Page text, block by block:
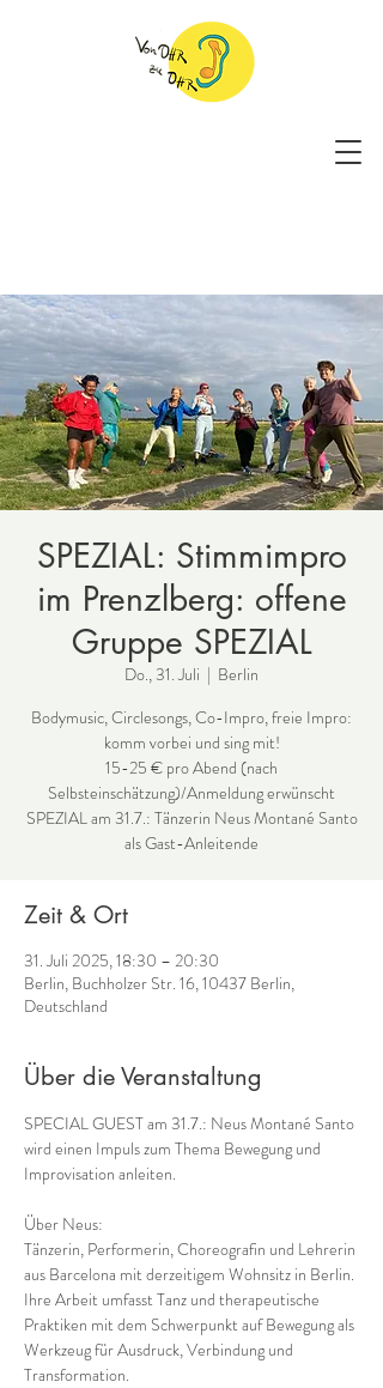
SPEZIAL: Stimmimpro
im Prenzlberg: offene
Gruppe SPEZIAL
Do., 31. Juli
  |
Berlin
Bodymusic, Circlesongs, Co-Impro, freie Impro:
komm vorbei und sing mit!
15-25 € pro Abend (nach
Selbsteinschätzung)/Anmeldung erwünscht
SPEZIAL am 31.7.: Tänzerin Neus Montané Santo
als Gast-Anleitende
Zeit & Ort
31. Juli 2025, 18:30 – 20:30
Berlin, Buchholzer Str. 16, 10437 Berlin,
Deutschland
Über die Veranstaltung
SPECIAL GUEST am 31.7.: Neus Montané Santo
wird einen Impuls zum Thema Bewegung und
Improvisation anleiten.
Über Neus:
Tänzerin, Performerin, Choreografin und Lehrerin
aus Barcelona mit derzeitigem Wohnsitz in Berlin.
Ihre Arbeit umfasst Tanz und therapeutische
Praktiken mit dem Schwerpunkt auf Bewegung als
Werkzeug für Ausdruck, Verbindung und
Transformation.